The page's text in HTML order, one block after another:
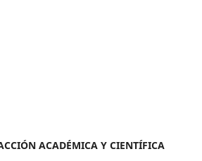
ACADÉMICA Y CIENTÍFICA